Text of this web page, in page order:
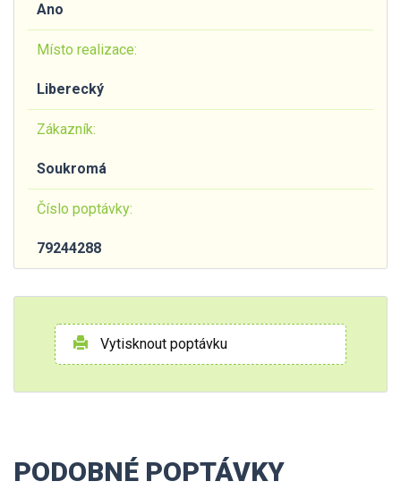
Ano
Místo realizace:
Liberecký
Zákazník:
Soukromá
Číslo poptávky:
79244288
Vytisknout poptávku
PODOBNÉ POPTÁVKY